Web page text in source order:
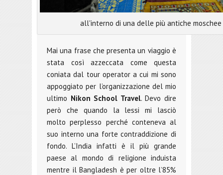
all'interno di una delle più antiche
Mai una frase che presenta un viaggio è
stata così azzeccata come questa
coniata dal tour operator a cui mi sono
appoggiato per l’organizzazione del mio
ultimo Nikon School Travel. Devo dire
però che quando la lessi mi lasciò
molto perplesso perché conteneva al
suo interno una forte contraddizione di
fondo. L’India infatti è il più grande
paese al mondo di religione induista
mentre il Bangladesh è per oltre l’85%